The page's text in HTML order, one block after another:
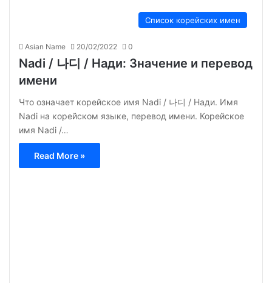
Список корейских имен
Asian Name 20/02/2022 0
Nadi / 나디 / Нади: Значение и перевод
имени
Что означает корейское имя Nadi / 나디 / Нади. Имя
Nadi на корейском языке, перевод имени. Корейское
имя Nadi /…
Read More »